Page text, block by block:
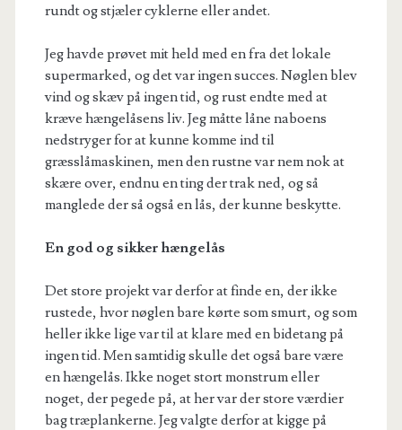
rundt og stjæler cyklerne eller andet.
Jeg havde prøvet mit held med en fra det lokale
supermarked, og det var ingen succes. Nøglen blev
vind og skæv på ingen tid, og rust endte med at
kræve hængelåsens liv. Jeg måtte låne naboens
nedstryger for at kunne komme ind til
græsslåmaskinen, men den rustne var nem nok at
skære over, endnu en ting der trak ned, og så
manglede der så også en lås, der kunne beskytte.
En god og sikker hængelås
Det store projekt var derfor at finde en, der ikke
rustede, hvor nøglen bare kørte som smurt, og som
heller ikke lige var til at klare med en bidetang på
ingen tid. Men samtidig skulle det også bare være
en hængelås. Ikke noget stort monstrum eller
noget, der pegede på, at her var der store værdier
bag træplankerne. Jeg valgte derfor at kigge på